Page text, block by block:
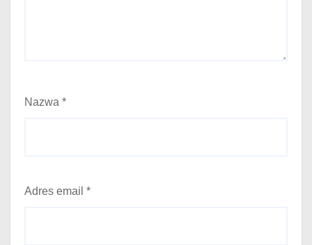
Nazwa *
Adres email *